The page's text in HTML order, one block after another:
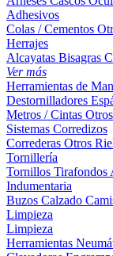
Adhesivos
Colas / Cementos
Herrajes
Alcayatas Bisagras
Ver más
Herramientas de
Destornilladores
Metros / Cintas Otros
Sistemas Corredizos
Correderas Otros
Tornillería
Tornillos Tirafondos
Indumentaria
Buzos Calzado
Limpieza
Limpieza
Herramientas